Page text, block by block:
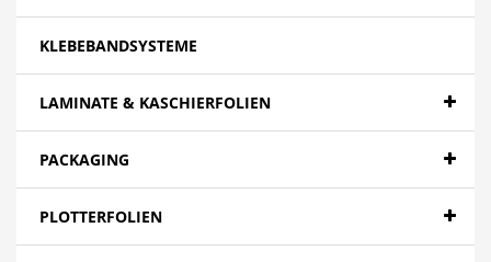
KLEBEBANDSYSTEME
LAMINATE & KASCHIERFOLIEN
PACKAGING
PLOTTERFOLIEN